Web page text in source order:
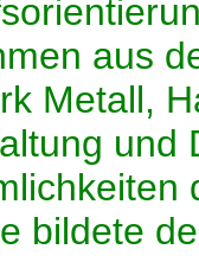
aus
Metall,
und
bildete